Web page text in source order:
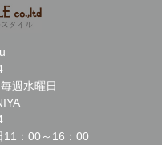
週水曜日
：00～16：00